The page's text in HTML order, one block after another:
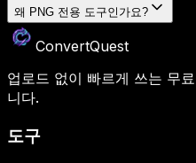
왜 PNG 전용 도구인가요?
ConvertQuest
업로드 없이 빠르게 쓰는 무
니다.
도구